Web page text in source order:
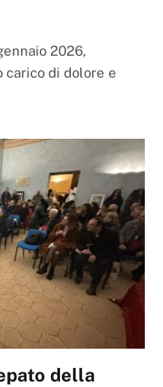
2026,
di dolore e
della